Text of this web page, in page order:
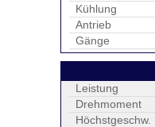
Kühlung
Antrieb
Gänge
Leistung
Drehmoment
Höchstgeschw.